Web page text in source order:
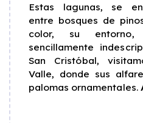
Estas lagunas, se
entre bosques de
color, su
sencillamente
San Cristóbal,
Valle, donde sus
palomas ornamentales.